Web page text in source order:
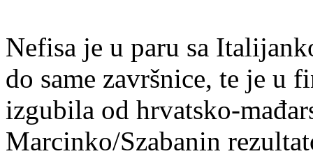
Nefisa je u paru sa
do same završnice, te je u
izgubila od hrvatsko-
Marcinko/Szabanin